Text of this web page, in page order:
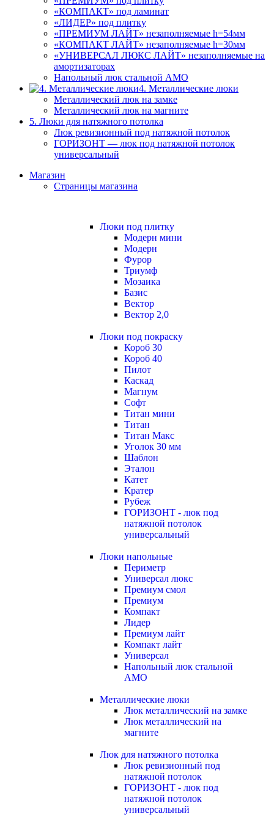
«КОМПАКТ» под ламинат
«ЛИДЕР» под плитку
«ПРЕМИУМ ЛАЙТ» незаполняемые h=54мм
«КОМПАКТ ЛАЙТ» незаполняемые h=30мм
«УНИВЕРСАЛ ЛЮКС ЛАЙТ» незаполняемые на
амортизаторах
Напольный люк стальной АМО
4. Металлические люки
Металлический люк на замке
Металлический люк на магните
5. Люки для натяжного потолка
Люк ревизионный под натяжной потолок
ГОРИЗОНТ — люк под натяжной потолок
универсальный
Магазин
Страницы магазина
Люки под плитку
Модерн мини
Модерн
Фурор
Триумф
Мозаика
Базис
Вектор
Вектор 2,0
Люки под покраску
Короб 30
Короб 40
Пилот
Каскад
Магнум
Софт
Титан мини
Титан
Титан Макс
Уголок 30 мм
Шаблон
Эталон
Катет
Кратер
Рубеж
ГОРИЗОНТ - люк под
натяжной потолок
универсальный
Люки напольные
Периметр
Универсал люкс
Премиум смол
Премиум
Компакт
Лидер
Премиум лайт
Компакт лайт
Универсал
Напольный люк стальной
АМО
Металлические люки
Люк металлический на замке
Люк металлический на
магните
Люк для натяжного потолка
Люк ревизионный под
натяжной потолок
ГОРИЗОНТ - люк под
натяжной потолок
универсальный